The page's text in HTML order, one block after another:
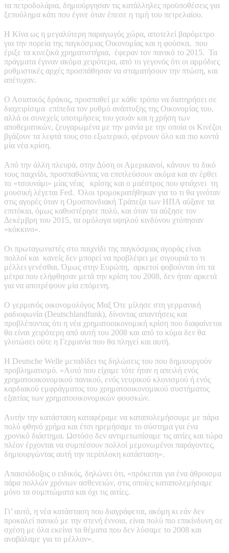
τα πετροδολάρια, δημιούργησαν τις κατάλληλες προϋποθέσεις για
ξεπούλημα κάτι που έγινε όταν έπεσε η τιμή του πετρελαίου.
Η Κίνα ως η μεγαλύτερη παραγωγός χώρα, αποτελεί βαρόμετρο
για την πορεία της παγκόσμιας Οικονομίας και η φούσκα, που
έριξε τα κινεζικά χρηματιστήρια, έφεραν τον πανικό το 2015. Τα
πράγματα έγιναν ακόμα χειρότερα, από το γεγονός ότι οι αρμόδιες
ρυθμιστικές αρχές προσπάθησαν να σταματήσουν την πτώση, και
απέτυχαν.
Ο Ασιατικός δράκος, προσπαθεί με κάθε τρόπο να διατηρήσει σε
διαχειρίσιμα επίπεδα τον ρυθμό ανάπτυξης της Οικονομίας του,
αλλά οι συνεχείς υποτιμήσεις του γουάν και η χρήση των
αποθεματικών, ζευγαρωμένα με την μανία με την οποία οι Κινέζοι
βγάζουν τα λεφτά τους στο εξωτερικό, φέρνουν όλο και πιο κοντά
μία νέα κρίση.
Από την άλλη πλευρά, στην Δύση οι Αμερικανοί, κάνουν το δικό
τους παιχνίδι, προσπαθώντας να επιπλεύσουν ακόμα και αν έρθει
το «τσουνάμι» μίας νέας κρίσης και ο μαέστρος που φτιάχνει τη
μουσική λέγεται Fed. Όλοι τρομοκρατήθηκαν για το τι θα γινόταν
στις αγορές όταν η Ομοσπονδιακή Τράπεζα των ΗΠΑ αύξανε τα
επιτόκια, όμως καθυστέρησε πολύ, και όταν τα αύξησε τον
Δεκέμβρη του 2015, τα ομόλογα υψηλού κινδύνου χτύπησαν
«κόκκινο».
Οι πρωταγωνιστές στο παιχνίδι της παγκόσμιας αγοράς είναι
πολλοί και κανείς δεν μπορεί να προβλέψει με σιγουριά το τι
μέλλει γενέσθαι. Όμως στην Ευρώπη, αρκετοί φοβούνται ότι τα
μέτρα που ελήφθησαν μετά την κρίση του 2008, δεν ήταν αρκετά
για να αποτρέψουν μία επόμενη.
Ο γερμανός οικονομολόγος Μαξ Ότε μίλησε στη γερμανική
ραδιοφωνία (Deutschlandfunk), δίνοντας απαντήσεις και
προβλέποντας ότι η νέα χρηματοοικονομική κρίση που διαφαίνεται
θα είναι χειρότερη από αυτή του 2008 και από το κύμα δεν θα
γλυτώσει ούτε η Γερμανία που θα πληγεί και αυτή.
Η Deutsche Welle μεταδίδει τις δηλώσεις του που δημιουργούν
προβληματισμό. «Αυτό που είχαμε τότε ήταν η απειλή ενός
χρηματοοικονομικού πανικού, ενός νευρικού κλονισμού ή ενός
καρδιακού εμφράγματος του χρηματοοικονομικού συστήματος
εξαιτίας των χρηματοοικονομικών φουσκών.
Αυτήν την κατάσταση καταφέραμε να καταπολεμήσουμε με πάρα
πολύ φθηνό χρήμα και έτσι ηρεμήσαμε το σύστημα για ένα
χρονικό διάστημα. Ωστόσο δεν αντιμετωπίσαμε τις αιτίες και τώρα
πλέον έρχονται να συμπέσουν πολλοί μεμονωμένοι παράγοντες,
δημιουργώντας αυτή την περίπλοκη κατάσταση».
Απαισιόδοξος ο ειδικός, δηλώνει ότι, «πρόκειται για ένα άθροισμα
πάρα πολλών χρόνιων ασθενειών, στις οποίες καταπολεμήσαμε
μόνο τα συμπτώματα και όχι τις αιτίες.
Γι’ αυτό, η νέα κατάσταση που διαγράφεται, ακόμη κι εάν δεν
προκαλεί πανικό με την στενή έννοια, είναι πολύ πιο επικίνδυνη σε
σχέση με όλα εκείνα τα θέματα που δεν λύσαμε το 2008 και
αναβάλαμε για το μέλλον».